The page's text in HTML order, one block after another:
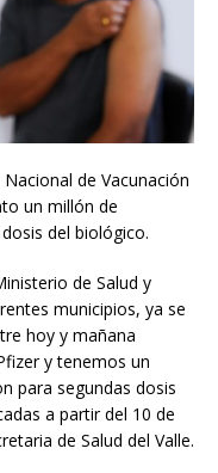
de Vacunación
un millón de
del biológico.
de Salud y
municipios, ya se
hoy y mañana
y tenemos un
para segundas dosis
a partir del 10 de
de Salud del Valle.